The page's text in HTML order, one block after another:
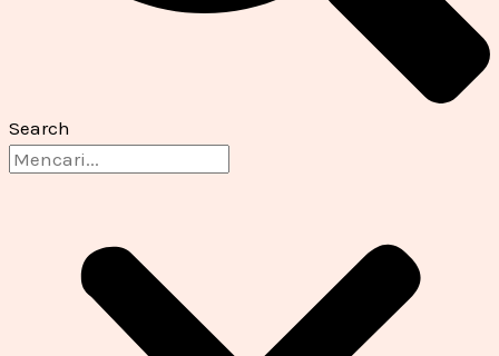
Search